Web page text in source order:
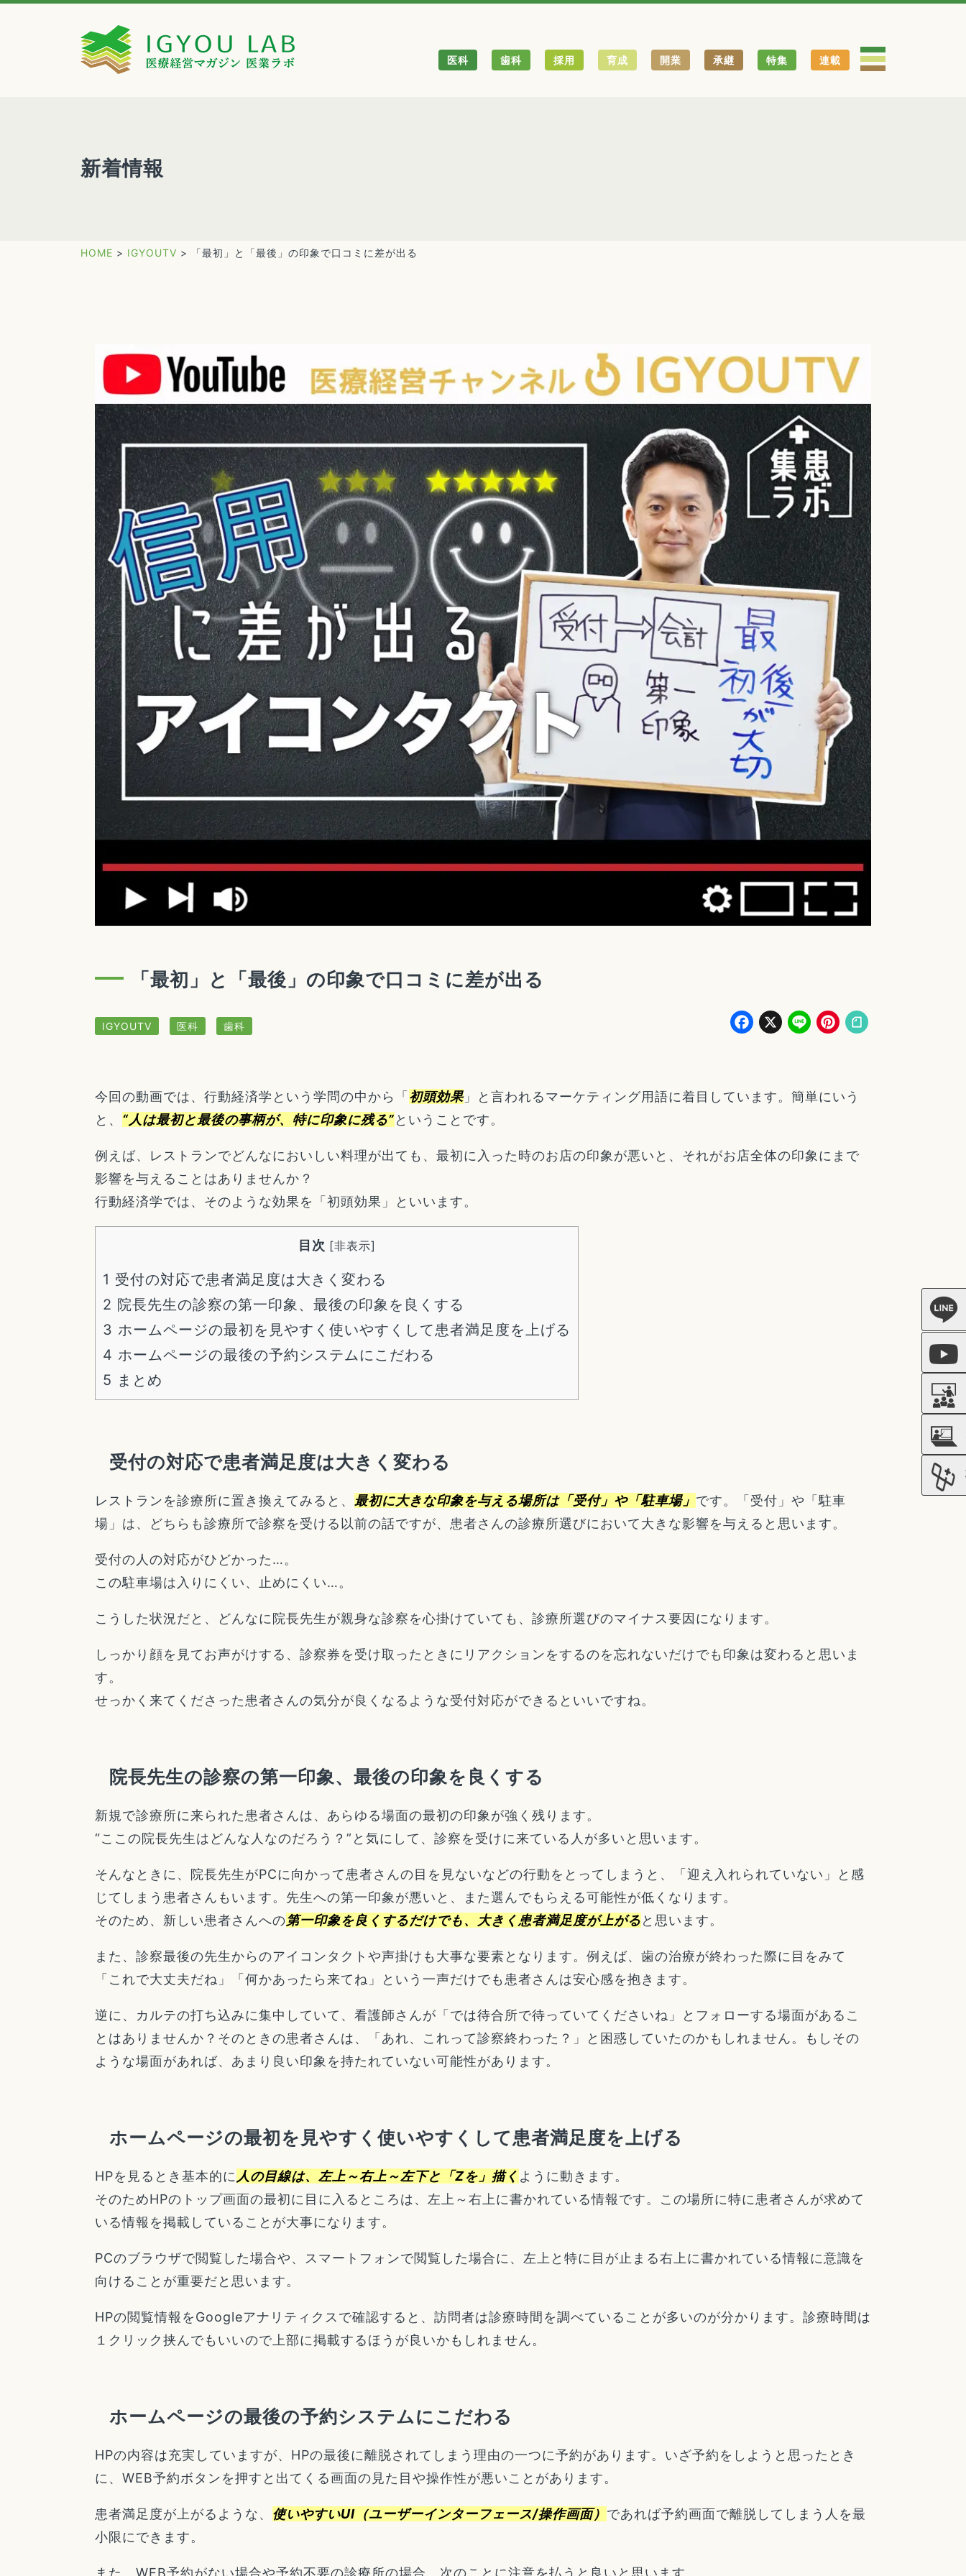
医科 歯科 採用 育成 開業 承継 特集 連載
新着情報
HOME > IGYOUTV > 「最初」と「最後」の印象で口コミに差が出る
「最初」と「最後」の印象で口コミに差が出る
IGYOUTV 医科 歯科 Facebook
X LinePinterest
今回の動画では、行動経済学という学問の中から「 初頭効果」と言われるマーケティング用語に着目しています。簡単にいう
と、 “人は最初と最後の事柄が、特に印象に残る”ということです。
例えば、レストランでどんなにおいしい料理が出ても、最初に入った時のお店の印象が悪いと、それがお店全体の印象にまで
影響を与えることはありませんか？
行動経済学では、そのような効果を「初頭効果」といいます。
目次 [非表示]
1 受付の対応で患者満足度は大きく変わる
2 院長先生の診察の第一印象、最後の印象を良くする
3 ホームページの最初を見やすく使いやすくして患者満足度を上げる
4 ホームページの最後の予約システムにこだわる
5 まとめ
受付の対応で患者満足度は大きく変わる
レストランを診療所に置き換えてみると、 最初に大きな印象を与える場所は「受付」や「駐車場」 です。「受付」や「駐車
場」は、どちらも診療所で診察を受ける以前の話ですが、患者さんの診療所選びにおいて大きな影響を与えると思います。
受付の人の対応がひどかった…。
この駐車場は入りにくい、止めにくい…。
こうした状況だと、どんなに院長先生が親身な診察を心掛けていても、診療所選びのマイナス要因になります。
しっかり顔を見てお声がけする、診察券を受け取ったときにリアクションをするのを忘れないだけでも印象は変わると思いま
す。
せっかく来てくださった患者さんの気分が良くなるような受付対応ができるといいですね。
院長先生の診察の第一印象、最後の印象を良くする
新規で診療所に来られた患者さんは、あらゆる場面の最初の印象が強く残ります。
“ここの院長先生はどんな人なのだろう？”と気にして、診察を受けに来ている人が多いと思います。
そんなときに、院長先生がPCに向かって患者さんの目を見ないなどの行動をとってしまうと、「迎え入れられていない」と感
じてしまう患者さんもいます。先生への第一印象が悪いと、また選んでもらえる可能性が低くなります。
そのため、新しい患者さんへの第一印象を良くするだけでも、大きく患者満足度が上がると思います。
また、診察最後の先生からのアイコンタクトや声掛けも大事な要素となります。例えば、歯の治療が終わった際に目をみて
「これで大丈夫だね」「何かあったら来てね」という一声だけでも患者さんは安心感を抱きます。
逆に、カルテの打ち込みに集中していて、看護師さんが「では待合所で待っていてくださいね」とフォローする場面があるこ
とはありませんか？そのときの患者さんは、「あれ、これって診察終わった？」と困惑していたのかもしれません。もしその
ような場面があれば、あまり良い印象を持たれていない可能性があります。
ホームページの最初を見やすく使いやすくして患者満足度を上げる
HPを見るとき基本的に 人の目線は、左上～右上～左下と「Zを」描く ように動きます。
そのためHPのトップ画面の最初に目に入るところは、左上～右上に書かれている情報です。この場所に特に患者さんが求めて
いる情報を掲載していることが大事になります。
PCのブラウザで閲覧した場合や、スマートフォンで閲覧した場合に、左上と特に目が止まる右上に書かれている情報に意識を
向けることが重要だと思います。
HPの閲覧情報をGoogleアナリティクスで確認すると、訪問者は診療時間を調べていることが多いのが分かります。診療時間は
１クリック挟んでもいいので上部に掲載するほうが良いかもしれません。
ホームページの最後の予約システムにこだわる
HPの内容は充実していますが、HPの最後に離脱されてしまう理由の一つに予約があります。いざ予約をしようと思ったとき
に、WEB予約ボタンを押すと出てくる画面の見た目や操作性が悪いことがあります。
患者満足度が上がるような、 使いやすいUI（ユーザーインターフェース/操作画面） であれば予約画面で離脱してしまう人を最
小限にできます。
また、WEB予約がない場合や予約不要の診療所の場合、次のことに注意を払うと良いと思います。